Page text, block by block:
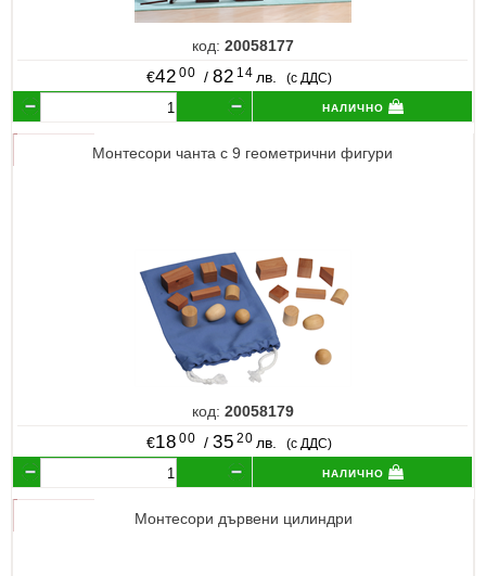
код: 20058177
€42 00 / 82 14 лв. (с ДДС)
налично
Монтесори чанта с 9 геометрични фигури
код: 20058179
€18 00 / 35 20 лв. (с ДДС)
налично
Монтесори дървени цилиндри